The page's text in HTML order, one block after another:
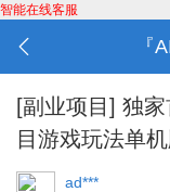
智能在线客服
『
[副业项目] 独
目游戏玩法单
ad***